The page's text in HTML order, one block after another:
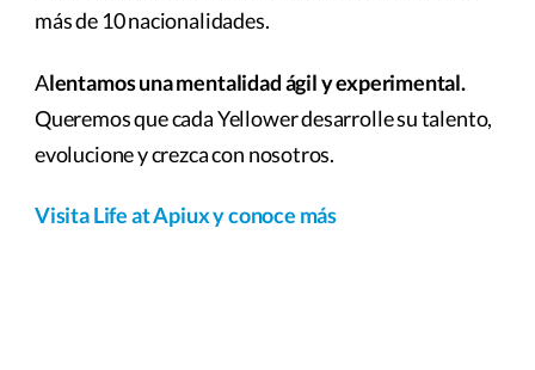
más de 10 nacionalidades.
Alentamos una mentalidad ágil y experimental.
Queremos que cada Yellower desarrolle su talento,
evolucione y crezca con nosotros.
Visita Life at Apiux y conoce más